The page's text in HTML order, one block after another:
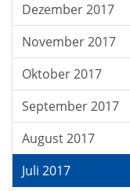
Dezember 2017
November 2017
Oktober 2017
September 2017
August 2017
Juli 2017